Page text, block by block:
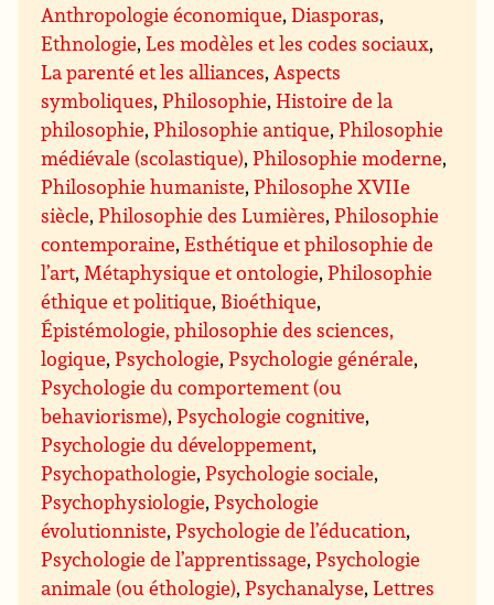
Anthropologie économique,Diasporas,
Ethnologie,Les modèles et les codes sociaux,
La parenté et les alliances, Aspects
symboliques,Philosophie,Histoire de la
philosophie,Philosophie antique,Philosophie
médiévale (scolastique),Philosophie moderne,
Philosophie humaniste,Philosophe XVIIe
siècle,Philosophie des Lumières,Philosophie
contemporaine,Esthétique et philosophie de
l’art, Métaphysique et ontologie,Philosophie
éthique et politique, Bioéthique,
Épistémologie, philosophie des sciences,
logique,Psychologie,Psychologie générale,
Psychologie du comportement (ou
behaviorisme),Psychologie cognitive,
Psychologie du développement,
Psychopathologie,Psychologie sociale,
Psychophysiologie,Psychologie
évolutionniste,Psychologie de l’éducation,
Psychologie de l’apprentissage,Psychologie
animale (ou éthologie),Psychanalyse,Lettres